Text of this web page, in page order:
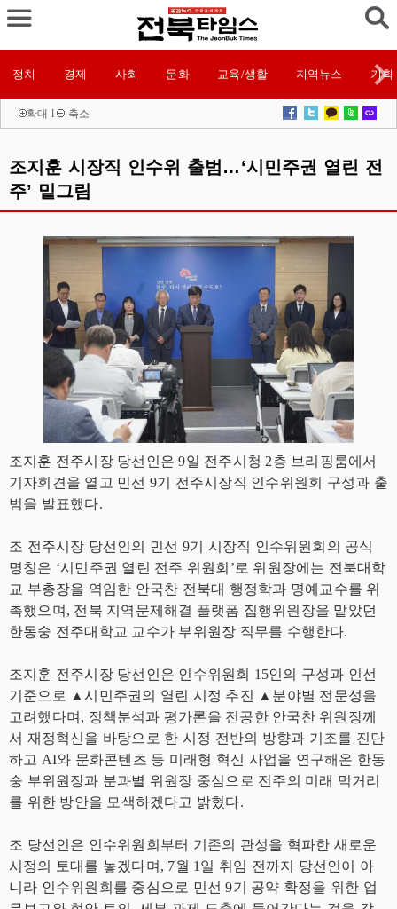
정치 경제 사회 문화 교육/생활 지역뉴스 기획
확대 l 축소
조지훈 시장직 인수위 출범…‘시민주권 열린 전
주’ 밑그림
조지훈 전주시장 당선인은 9일 전주시청 2층 브리핑룸에서
기자회견을 열고 민선 9기 전주시장직 인수위원회 구성과 출
범을 발표했다.
조 전주시장 당선인의 민선 9기 시장직 인수위원회의 공식
명칭은 ‘시민주권 열린 전주 위원회’로 위원장에는 전북대학
교 부총장을 역임한 안국찬 전북대 행정학과 명예교수를 위
촉했으며, 전북 지역문제해결 플랫폼 집행위원장을 맡았던
한동숭 전주대학교 교수가 부위원장 직무를 수행한다.
조지훈 전주시장 당선인은 인수위원회 15인의 구성과 인선
기준으로 ▲시민주권의 열린 시정 추진 ▲분야별 전문성을
고려했다며, 정책분석과 평가론을 전공한 안국찬 위원장께
서 재정혁신을 바탕으로 한 시정 전반의 방향과 기조를 진단
하고 AI와 문화콘텐츠 등 미래형 혁신 사업을 연구해온 한동
숭 부위원장과 분과별 위원장 중심으로 전주의 미래 먹거리
를 위한 방안을 모색하겠다고 밝혔다.
조 당선인은 인수위원회부터 기존의 관성을 혁파한 새로운
시정의 토대를 놓겠다며, 7월 1일 취임 전까지 당선인이 아
니라 인수위원회를 중심으로 민선 9기 공약 확정을 위한 업